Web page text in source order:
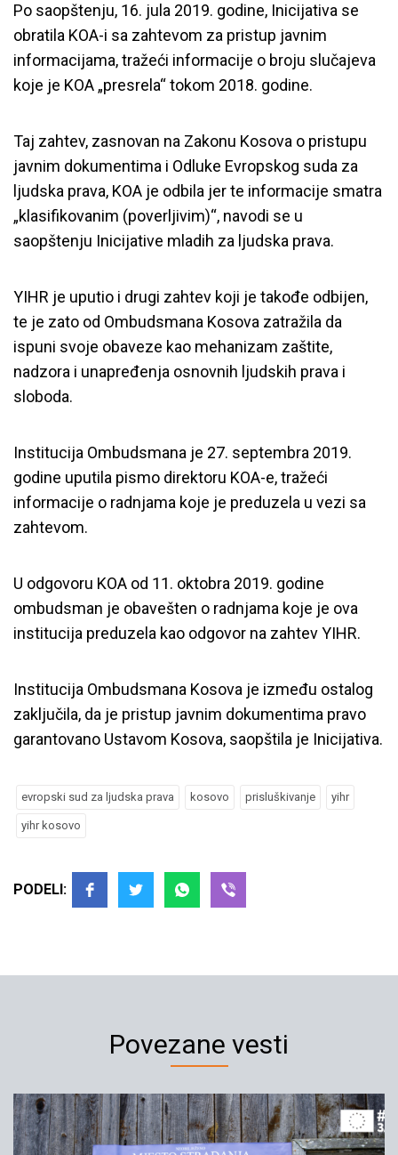
Po saopštenju, 16. jula 2019. godine, Inicijativa se
obratila KOA-i sa zahtevom za pristup javnim
informacijama, tražeći informacije o broju slučajeva
koje je KOA „presrela“ tokom 2018. godine.
Taj zahtev, zasnovan na Zakonu Kosova o pristupu
javnim dokumentima i Odluke Evropskog suda za
ljudska prava, KOA je odbila jer te informacije smatra
„klasifikovanim (poverljivim)“, navodi se u
saopštenju Inicijative mladih za ljudska prava.
YIHR je uputio i drugi zahtev koji je takođe odbijen,
te je zato od Ombudsmana Kosova zatražila da
ispuni svoje obaveze kao mehanizam zaštite,
nadzora i unapređenja osnovnih ljudskih prava i
sloboda.
Institucija Ombudsmana je 27. septembra 2019.
godine uputila pismo direktoru KOA-e, tražeći
informacije o radnjama koje je preduzela u vezi sa
zahtevom.
U odgovoru KOA od 11. oktobra 2019. godine
ombudsman je obavešten o radnjama koje je ova
institucija preduzela kao odgovor na zahtev YIHR.
Institucija Ombudsmana Kosova je između ostalog
zaključila, da je pristup javnim dokumentima pravo
garantovano Ustavom Kosova, saopštila je Inicijativa.
evropski sud za ljudska prava kosovo prisluškivanje yihr
yihr kosovo
PODELI:
Povezane vesti